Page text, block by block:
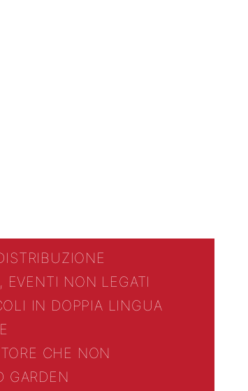
EVENTI NON LEGATI
IN DOPPIA LINGUA
CHE NON
GARDEN